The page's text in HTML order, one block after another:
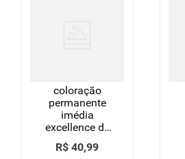
coloração
permanente
imédia
excellence de
l'oréal paris 2
preto clássico
R$ 40,99